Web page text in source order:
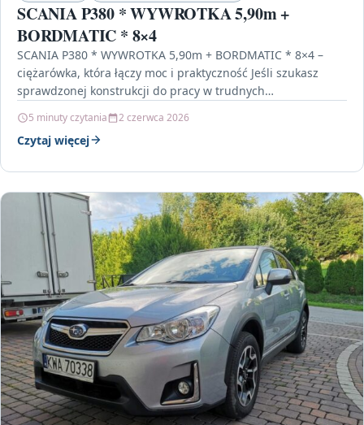
SCANIA P380 * WYWROTKA 5,90m +
BORDMATIC * 8×4
SCANIA P380 * WYWROTKA 5,90m + BORDMATIC * 8×4 –
ciężarówka, która łączy moc i praktyczność Jeśli szukasz
sprawdzonej konstrukcji do pracy w trudnych…
5 minuty czytania 2 czerwca 2026
Czytaj więcej